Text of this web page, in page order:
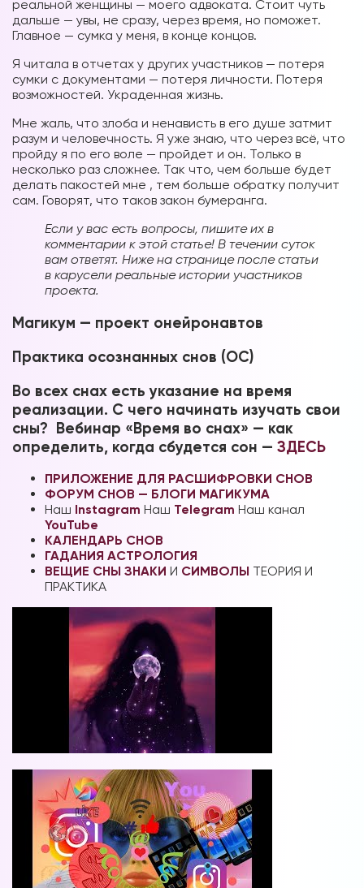
реальной женщины — моего адвоката. Стоит чуть
дальше — увы, не сразу, через время, но поможет.
Главное — сумка у меня, в конце концов.
Я читала в отчетах у других участников — потеря
сумки с документами — потеря личности. Потеря
возможностей. Украденная жизнь.
Мне жаль, что злоба и ненависть в его душе затмит
разум и человечность. Я уже знаю, что через всё, что
пройду я по его воле — пройдет и он. Только в
несколько раз сложнее. Так что, чем больше будет
делать пакостей мне , тем больше обратку получит
сам. Говорят, что таков закон бумеранга.
Если у вас есть вопросы, пишите их в
комментарии к этой статье! В течении суток
вам ответят. Ниже на странице после статьи
в карусели реальные истории участников
проекта.
Магикум — проект онейронавтов
Практика осознанных снов (ОС)
Во всех снах есть указание на время
реализации. С чего начинать изучать свои
сны? Вебинар «Время во снах» — как
определить, когда сбудется сон — ЗДЕСЬ
ПРИЛОЖЕНИЕ ДЛЯ РАСШИФРОВКИ СНОВ
ФОРУМ СНОВ — БЛОГИ МАГИКУМА
Наш Instagram Наш Telegram Наш канал
YouTube
КАЛЕНДАРЬ СНОВ
ГАДАНИЯ АСТРОЛОГИЯ
ВЕЩИЕ СНЫ ЗНАКИ И СИМВОЛЫ ТЕОРИЯ И
ПРАКТИКА